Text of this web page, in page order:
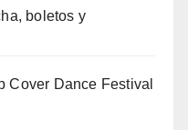
boletos y
Cover Dance Festival